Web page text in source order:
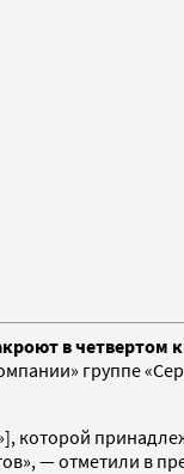
в четвертом
группе
которой
— отметили в